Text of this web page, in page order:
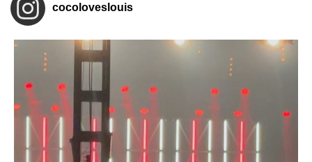
cocoloveslouis